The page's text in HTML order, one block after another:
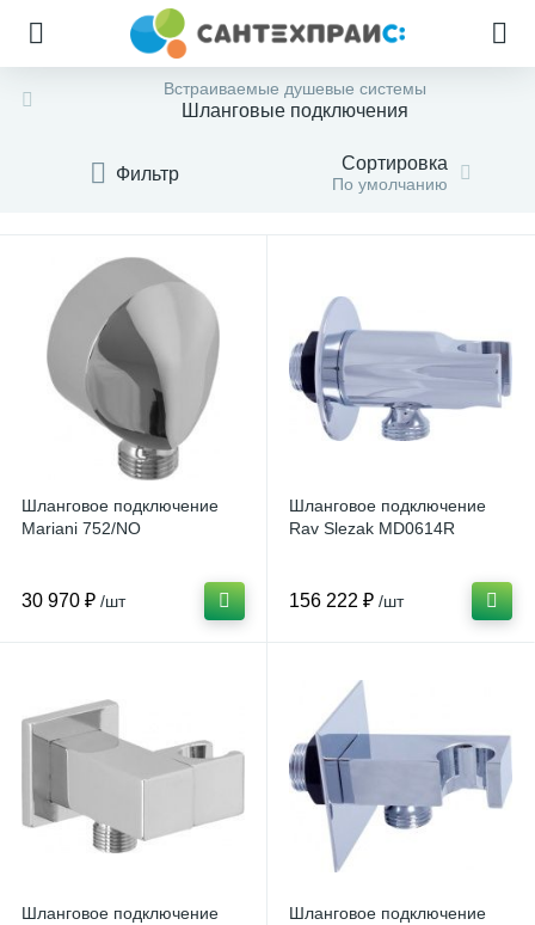
Встраиваемые душевые системы
Шланговые подключения
Фильтр Сортировка
По умолчанию
Шланговое подключение
Mariani 752/NO
30 970 ₽ /шт
Шланговое подключение
Rav Slezak MD0614R
156 222 ₽ /шт
Шланговое подключение
Шланговое подключение